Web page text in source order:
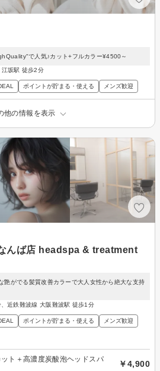
で人気♪カット+フルカラー¥4500～
江坂駅 徒歩2分
ポイントが貯まる・使える メンズ歓迎
他の情報を表示
んば店 headspa & treatment
艶がでる髪質改善カラーで大人女性から絶大な支持
近鉄難波線 大阪難波駅 徒歩1分
ポイントが貯まる・使える メンズ歓迎
ット＋高濃度炭酸泡ヘッドスパ
￥4,900